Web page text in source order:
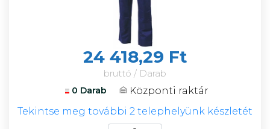
24 418,29 Ft
bruttó / Darab
0 Darab
Központi raktár
Tekintse meg további 2 telephelyünk készletét